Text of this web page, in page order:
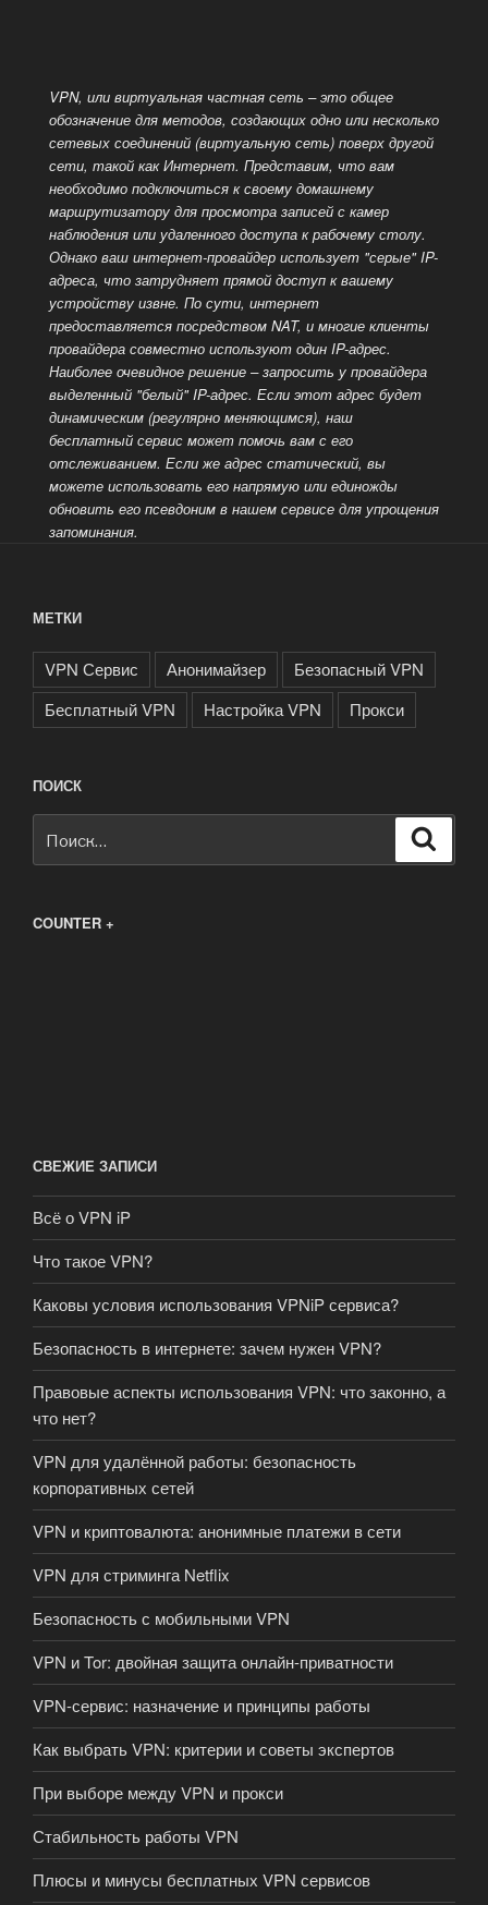
VPN, или виртуальная частная сеть – это общее
обозначение для методов, создающих одно или несколько
сетевых соединений (виртуальную сеть) поверх другой
сети, такой какИнтернет. Представим, что вам
необходимо подключиться к своему домашнему
маршрутизатору для просмотра записей с камер
наблюдения или удаленного доступа к рабочему столу.
Однако ваш интернет-провайдер использует "серые" IP-
адреса, что затрудняет прямой доступ к вашему
устройству извне. По сути, интернет
предоставляется посредством NAT, и многие клиенты
провайдера совместно используют один IP-адрес.
Наиболее очевидное решение – запросить у провайдера
выделенный "белый" IP-адрес. Если этот адрес будет
динамическим (регулярно меняющимся), наш
бесплатный сервис может помочь вам с его
отслеживанием. Если же адрес статический, вы
можете использовать его напрямую или единожды
обновить его псевдоним в нашем сервисе для упрощения
запоминания.
МЕТКИ
VPN Сервис Анонимайзер
Безопасный VPN
Бесплатный VPN
Настройка VPN Прокси
ПОИСК
COUNTER +
СВЕЖИЕ ЗАПИСИ
Всё о VPN iP
Что такое VPN?
Каковы условия использования VPNiP сервиса?
Безопасность в интернете: зачем нужен VPN?
Правовые аспекты использования VPN: что законно, а
что нет?
VPN для удалённой работы: безопасность
корпоративных сетей
VPN и криптовалюта: анонимные платежи в сети
VPN для стриминга Netflix
Безопасность с мобильными VPN
VPN и Tor: двойная защита онлайн-приватности
VPN-сервис: назначение и принципы работы
Как выбрать VPN: критерии и советы экспертов
При выборе между VPN и прокси
Стабильность работы VPN
Плюсы и минусы бесплатных VPN сервисов